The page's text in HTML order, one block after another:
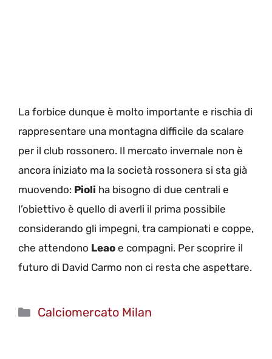
La forbice dunque è molto importante e rischia di
rappresentare una montagna difficile da scalare
per il club rossonero. Il mercato invernale non è
ancora iniziato ma la società rossonera si sta già
muovendo: Pioli ha bisogno di due centrali e
l’obiettivo è quello di averli il prima possibile
considerando gli impegni, tra campionati e coppe,
che attendono Leao e compagni. Per scoprire il
futuro di David Carmo non ci resta che aspettare.
Categorie
Calciomercato Milan